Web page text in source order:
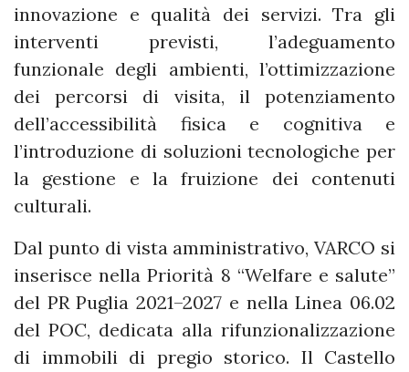
innovazione e qualità dei servizi. Tra gli
interventi previsti, l’adeguamento
funzionale degli ambienti, l’ottimizzazione
dei percorsi di visita, il potenziamento
dell’accessibilità fisica e cognitiva e
l’introduzione di soluzioni tecnologiche per
la gestione e la fruizione dei contenuti
culturali.
Dal punto di vista amministrativo, VARCO si
inserisce nella Priorità 8 “Welfare e salute”
del PR Puglia 2021–2027 e nella Linea 06.02
del POC, dedicata alla rifunzionalizzazione
di immobili di pregio storico. Il Castello